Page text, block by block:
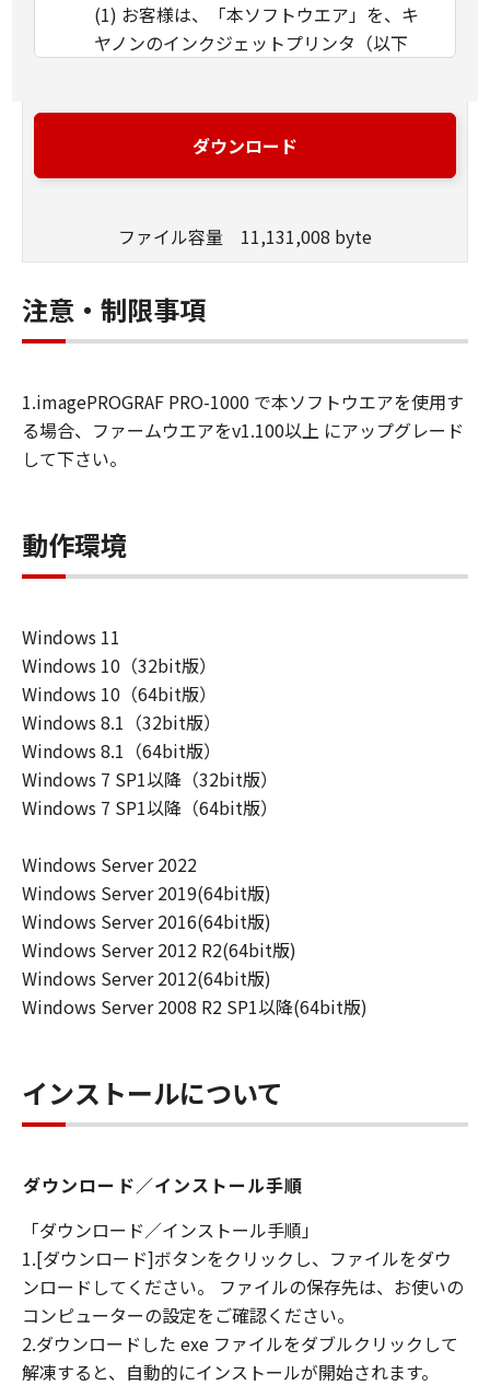
(1) お客様は、「本ソフトウエア」を、キ
ヤノンのインクジェットプリンタ（以下
とは、「許諾ソフトウエア」をコンピュー
タの記憶媒体上にインストールすること、
と、アクセスすること、読み出すこと、も
しくは実行することのいずれも含むものと
します）することができます。お客様はま
た、お客様が「プリンタ」を使用すること
に、本契約の条件の下で、「許諾ソフトウ
エア」を使用させることができます。その
場合、お客様には、かかる「指定ユーザ」
べての責任を負っていただくものとしま
す。 (2) お客様は、再使用許諾、譲渡、頒
布、貸与その他の方法により、第三者に
せることはできません。
(3) お客様は、「本ソフトウエア」の全部
または一部を修正、改変、リバース・エン
ジニアリング、逆コンパイルまたは逆アセ
ンブル等することはできません。また第三
者にこのような行為をさせてはなりませ
ん。
キヤノンは「本ソフトウエア」に関する知
的財産権のいかなる権利もお客様に付与す
るものではありません。
所有権
「本ソフトウエア」及びその複製物に係る
権限及び所有権は、その内容によりキヤノ
ます。
保証
憶媒体に格納されて提供されている場合、
ア」を購入した日から90日の間、「許諾ソ
フトウエア」が格納されている記憶媒体
（以下「メディア」と言います）に物理的
な欠陥がないことを保証します。当該保証
期間中に「メディア」に物理的な欠陥が発
見された場合には、キヤノンは、「メディ
ダウンロード
ファイル容量 11,131,008 byte
注意・制限事項
1.imagePROGRAF PRO-1000 で本ソフトウエアを使用す
る場合、ファームウエアをv1.100以上 にアップグレード
して下さい。
動作環境
Windows 11
Windows 10（32bit版）
Windows 10（64bit版）
Windows 8.1（32bit版）
Windows 8.1（64bit版）
Windows 7 SP1以降（32bit版）
Windows 7 SP1以降（64bit版）
Windows Server 2022
Windows Server 2019(64bit版)
Windows Server 2016(64bit版)
Windows Server 2012 R2(64bit版)
Windows Server 2012(64bit版)
Windows Server 2008 R2 SP1以降(64bit版)
インストールについて
ダウンロード／インストール手順
「ダウンロード／インストール手順」
1.[ダウンロード]ボタンをクリックし、ファイルをダウ
ンロードしてください。 ファイルの保存先は、お使いの
コンピューターの設定をご確認ください。
2.ダウンロードした exe ファイルをダブルクリックして
解凍すると、自動的にインストールが開始されます。